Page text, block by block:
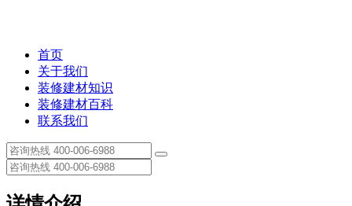
首页
关于我们
装修建材知识
装修建材百科
联系我们